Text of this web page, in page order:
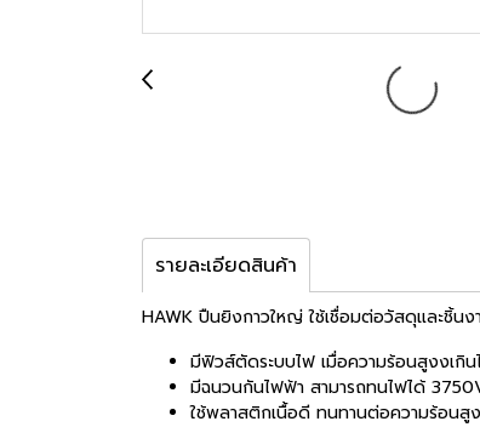
รายละเอียดสินค้า
HAWK ปืนยิงกาวใหญ่ ใช้เชื่อมต่อวัสดุและชิ้น
มีฟิวส์ตัดระบบไฟ เมื่อความร้อนสูงงเกิน
มีฉนวนกันไฟฟ้า สามารถทนไฟได้
ใช้พลาสติกเนื้อดี ทนทานต่อความร้อนสู